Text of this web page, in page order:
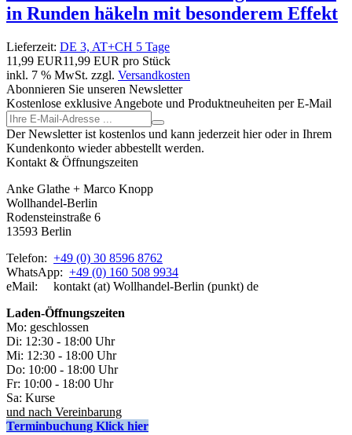
in Runden häkeln mit besonderem Effekt
Lieferzeit: DE 3, AT+CH 5 Tage
11,99 EUR11,99 EUR pro Stück
inkl. 7 % MwSt. zzgl. Versandkosten
Abonnieren Sie unseren Newsletter
Kostenlose exklusive Angebote und Produktneuheiten per E-Mail
Der Newsletter ist kostenlos und kann jederzeit hier oder in Ihrem
Kundenkonto wieder abbestellt werden.
Kontakt & Öffnungszeiten
Anke Glathe + Marco Knopp
Wollhandel-Berlin
Rodensteinstraße 6
13593 Berlin
Telefon: +49 (0) 30 8596 8762
WhatsApp: +49 (0) 160 508 9934
eMail: kontakt (at) Wollhandel-Berlin (punkt) de
Laden-Öffnungszeiten
Mo: geschlossen
Di: 12:30 - 18:00 Uhr
Mi: 12:30 - 18:00 Uhr
Do: 10:00 - 18:00 Uhr
Fr: 10:00 - 18:00 Uhr
Sa: Kurse
und nach Vereinbarung
Terminbuchung Klick hier